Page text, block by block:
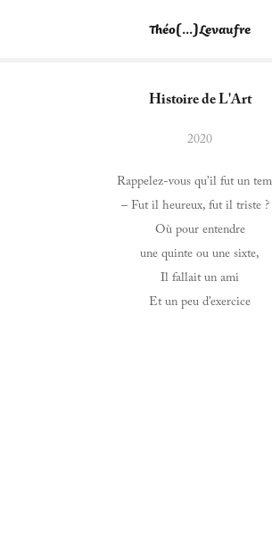
Théo[...]Levaufre
Histoire de L'Art
2020
Rappelez-vous qu’il fut un
– Fut il heureux, fut il triste
Où pour entendre
une quinte ou une sixte,
Il fallait un ami
Et un peu d’exercice